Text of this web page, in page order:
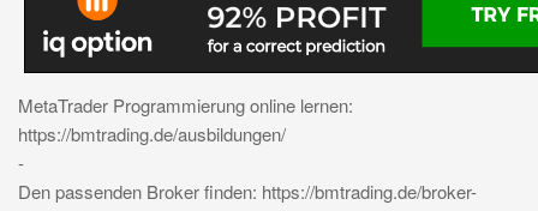
MetaTrader Programmierung online lernen:
https://bmtrading.de/ausbildungen/
-
Den passenden Broker finden: https://bmtrading.de/broker-